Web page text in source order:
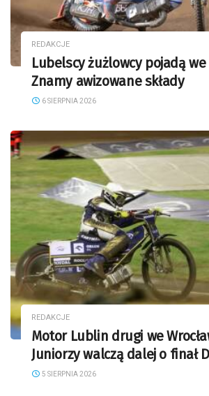
REDAKCJE
Lubelscy żużlowcy pojadą we
Znamy awizowane składy
6 SIERPNIA 2026
REDAKCJE
Motor Lublin drugi we
Juniorzy walczą dalej o finał
5 SIERPNIA 2026